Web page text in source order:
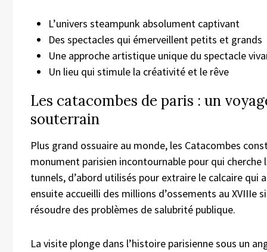
L’univers steampunk absolument captivant
Des spectacles qui émerveillent petits et grands
Une approche artistique unique du spectacle
Un lieu qui stimule la créativité et le rêve
Les catacombes de paris : un
souterrain
Plus grand ossuaire au monde, les Catacombes
monument parisien incontournable pour qui cherche
tunnels, d’abord utilisés pour extraire le calcaire qui
ensuite accueilli des millions d’ossements au XVIIIe
résoudre des problèmes de salubrité publique.
La visite plonge dans l’histoire parisienne sous un